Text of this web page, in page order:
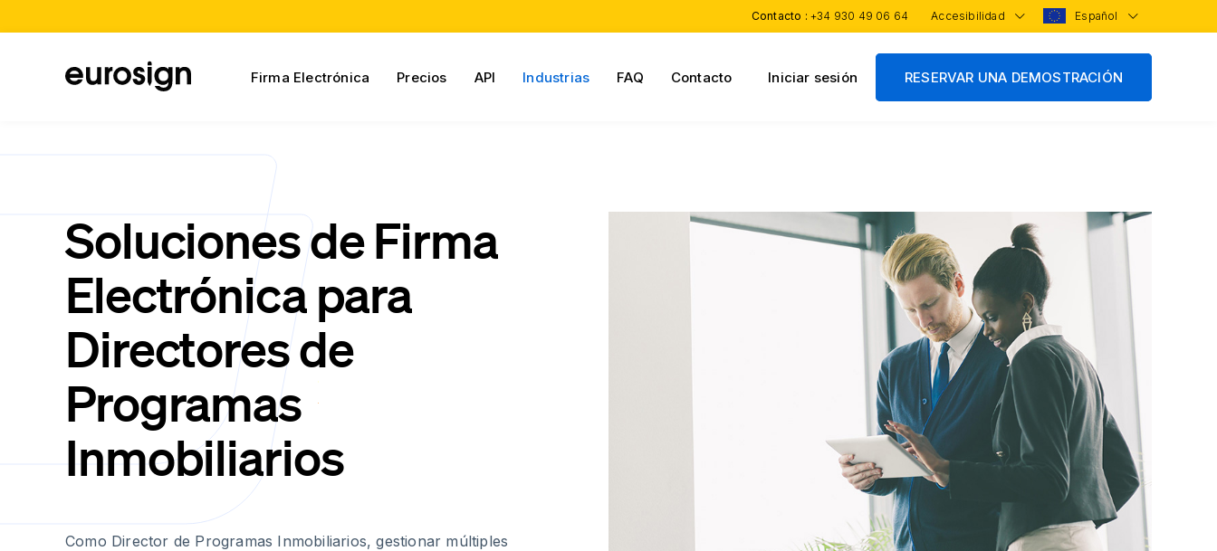
Contacto : +34 930 49 06 64 Accesibilidad Español
Firma Electrónica Precios API Industrias FAQ Contacto Iniciar sesión RESERVAR UNA DEMOSTRACIÓN
Soluciones de Firma
Electrónica para
Directores de
Programas
Inmobiliarios
Como Director de Programas Inmobiliarios, gestionar múltiples